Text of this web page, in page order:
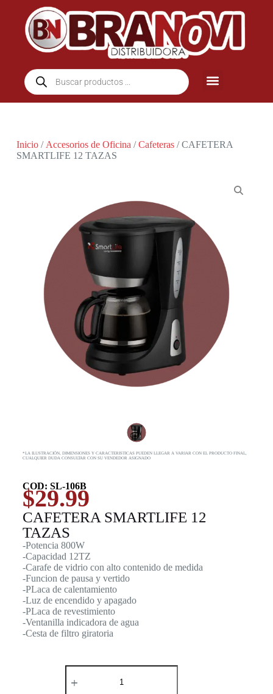
Inicio/ Accesorios de Oficina /Cafeteras/ CAFETERA
SMARTLIFE 12 TAZAS
*LA ILUSTRACIÓN, DIMENSIONES Y CARACTERISTICAS PUEDEN LLEGAR A VARIAR CON EL PRODUCTO FINAL,
CUALQUIER DUDA CONSULTAR CON SU VENDEDOR ASIGNADO
COD: SL-106B
$29.99
CAFETERA SMARTLIFE 12
TAZAS
-Potencia 800W
-Capacidad 12TZ
-Carafe de vidrio con alto contenido de medida
-Funcion de pausa y vertido
-PLaca de calentamiento
-Luz de encendido y apagado
-PLaca de revestimiento
-Ventanilla indicadora de agua
-Cesta de filtro giratoria